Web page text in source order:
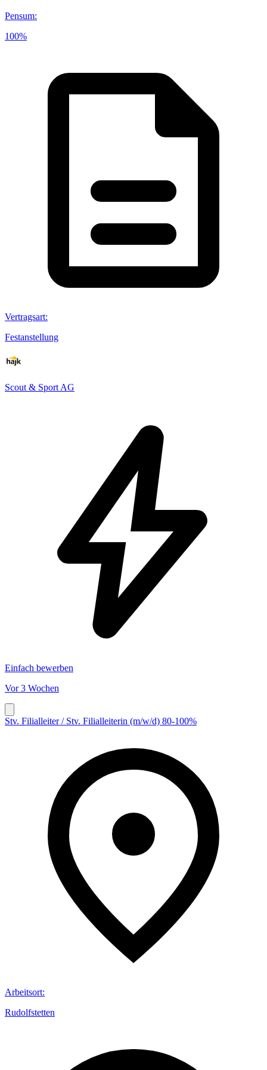
Pensum:
100%
Vertragsart:
Festanstellung
Scout & Sport AG
Einfach bewerben
Vor 3 Wochen
Stv. Filialleiter / Stv. Filialleiterin (m/w/d) 80-100%
Arbeitsort:
Rudolfstetten